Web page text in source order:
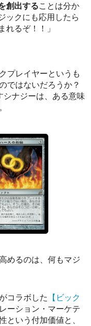
創出することは分か
ックにも応用したら
れるぞ！！」
プレイヤーというも
ではないだろうか？
ナジーは、ある意味
めるのは、何もマジ
コラボした
【ビック
ーション・マーケテ
という付加価値と、